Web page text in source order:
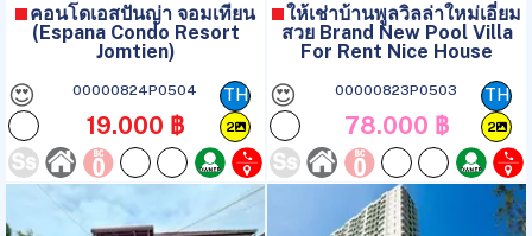
คอนโดเอสปันญ่า จอมเทียน
(Espana Condo Resort
Jomtien)
😍 00000824P0504
19.000 ฿
TH
2
ให้เช่าบ้านพูลวิลล่าใหม่เอี่ยม
สวย Brand New Pool Villa
For Rent Nice House
😍 00000823P0503
78.000 ฿
TH
2